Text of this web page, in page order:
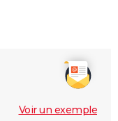
Voir un exemple